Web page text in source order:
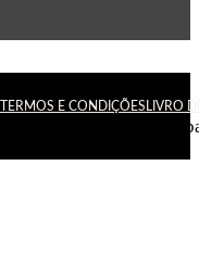
TERMOS E CONDIÇÕES LIVRO